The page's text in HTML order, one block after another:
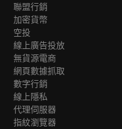
聯盟行銷
加密貨幣
空投
線上廣告投放
無貨源電商
網頁數據抓取
數字行銷
線上隱私
代理伺服器
指紋瀏覽器